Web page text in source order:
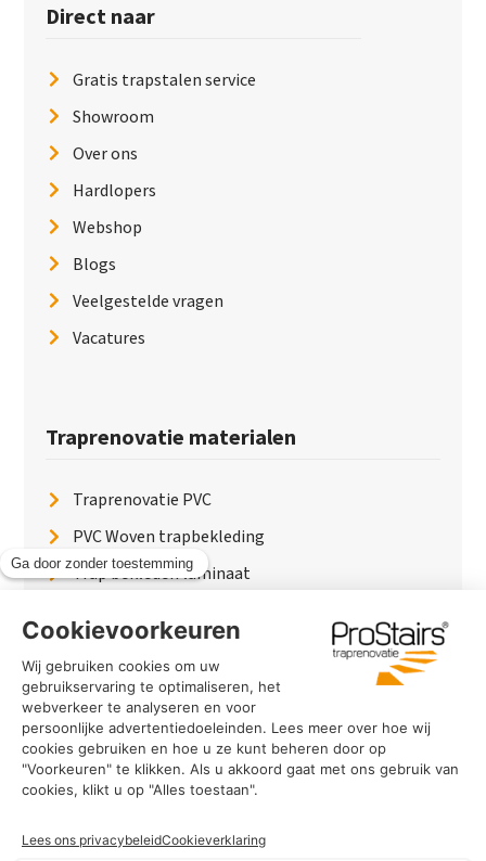
Direct naar
Gratis trapstalen service
Showroom
Over ons
Hardlopers
Webshop
Blogs
Veelgestelde vragen
Vacatures
Traprenovatie materialen
Traprenovatie PVC
PVC Woven trapbekleding
Trap bekleden laminaat
Traptreden beton
Traptreden leer
PaintWood
Trapverlichting
PVC Vloer
Marmerlook trap